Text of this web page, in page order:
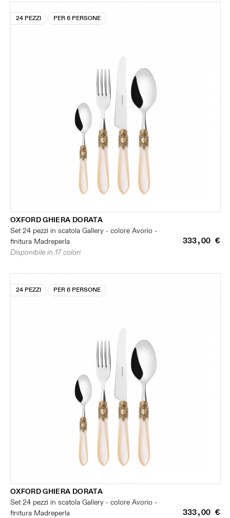
24 PEZZI PER 6 PERSONE
OXFORD GHIERA DORATA
Set 24 pezzi in scatola Gallery - colore Avorio -
finitura Madreperla
333,00 €
Disponibile in 17 colori
24 PEZZI PER 6 PERSONE
OXFORD GHIERA DORATA
Set 24 pezzi in scatola Gallery - colore Avorio -
finitura Madreperla
333,00 €